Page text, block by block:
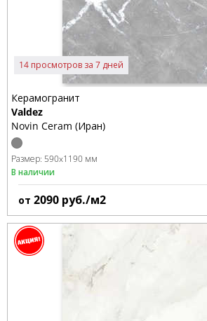
14 просмотров за 7 дней
Керамогранит
Valdez
Novin Ceram (Иран)
Размер: 590x1190 мм
В наличии
от 2090 руб./м2